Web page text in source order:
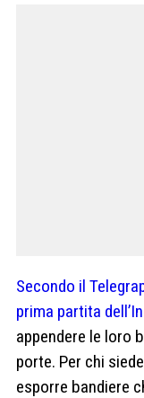
Secondo il
prima partita
appendere le loro
porte. Per chi
esporre bandiere